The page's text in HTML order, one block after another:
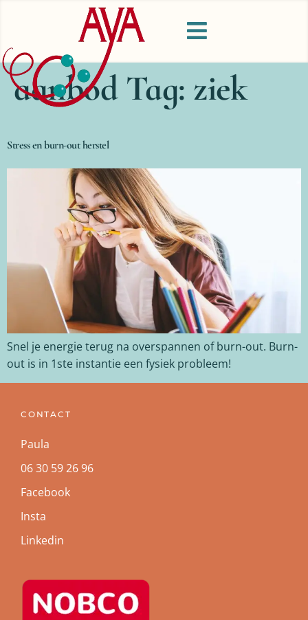
aanbod Tag: ziek
Stress en burn-out herstel
Snel je energie terug na overspannen of burn-out. Burn-
out is in 1ste instantie een fysiek probleem!
CONTACT
Paula
06 30 59 26 96
Facebook
Insta
Linkedin